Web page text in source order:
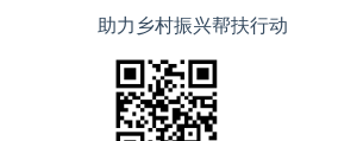
助力乡村振兴帮扶行动